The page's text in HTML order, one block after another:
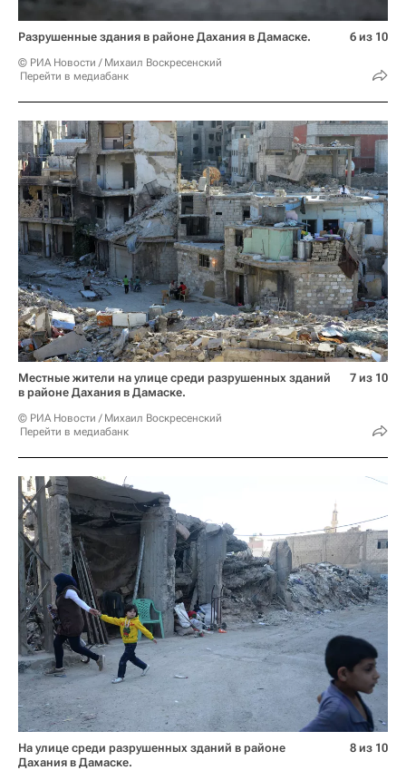
Разрушенные здания в районе Дахания в Дамаске.
© РИА Новости / Михаил Воскресенский
Перейти в медиабанк
6 из 10
Местные жители на улице среди разрушенных зданий
в районе Дахания в Дамаске.
© РИА Новости / Михаил Воскресенский
Перейти в медиабанк
7 из 10
На улице среди разрушенных зданий в районе
Дахания в Дамаске.
8 из 10